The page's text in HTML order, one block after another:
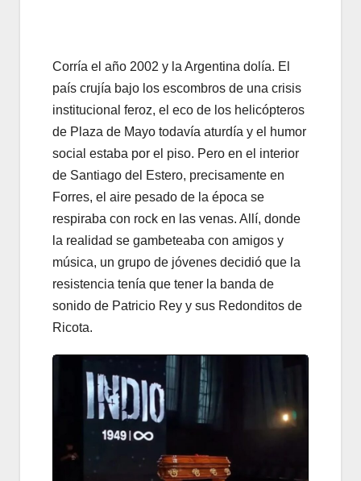
Corría el año 2002 y la Argentina dolía. El
país crujía bajo los escombros de una crisis
institucional feroz, el eco de los helicópteros
de Plaza de Mayo todavía aturdía y el humor
social estaba por el piso. Pero en el interior
de Santiago del Estero, precisamente en
Forres, el aire pesado de la época se
respiraba con rock en las venas. Allí, donde
la realidad se gambeteaba con amigos y
música, un grupo de jóvenes decidió que la
resistencia tenía que tener la banda de
sonido de Patricio Rey y sus Redonditos de
Ricota.